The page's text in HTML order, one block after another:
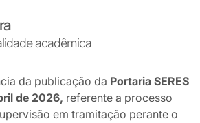
acadêmica
da publicação da Portaria SERES
de 2026, referente a processo
em tramitação perante o